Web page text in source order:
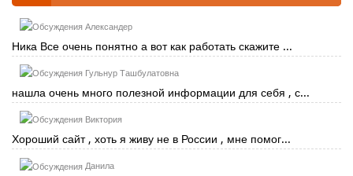
Александер
Ника Все очень понятно а вот как работать скажите ...
Гульнур Ташбулатовна
нашла очень много полезной информации для себя , с...
Виктория
Хороший сайт , хоть я живу не в России , мне помог...
Данила